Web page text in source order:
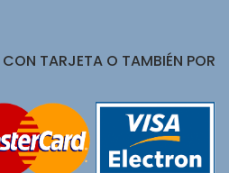
TARJETA O TAMBIÉN POR